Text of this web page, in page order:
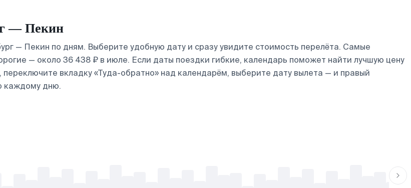
— Пекин
— Пекин по дням. Выберите удобную дату и сразу увидите стоимость перелёта. Самые
— около 36 438 ₽ в июле. Если даты поездки гибкие, календарь поможет найти лучшую цену
вкладку «Туда-обратно» над календарём, выберите дату вылета — и правый
каждому дню.